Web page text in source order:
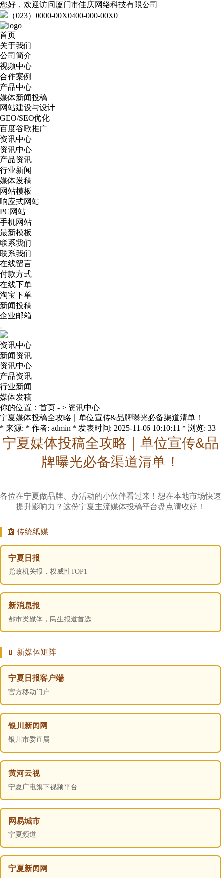
您好，欢迎访问厦门市佳庆网络科技有限公司
（023）0000-00X0400-000-00X0
首页
关于我们
公司简介
视频中心
合作案例
产品中心
媒体新闻投稿
网站建设与设计
GEO/SEO优化
百度谷歌推广
资讯中心
资讯中心
产品资讯
行业新闻
媒体发稿
网站模板
响应式网站
PC网站
手机网站
最新模板
联系我们
联系我们
在线留言
付款方式
在线下单
淘宝下单
新闻投稿
企业邮箱
资讯中心
新闻资讯
资讯中心
产品资讯
行业新闻
媒体发稿
你的位置： 首页 - > 资讯中心
宁夏媒体投稿全攻略｜单位宣传&品牌曝光必备渠道清单！
* 来源: * 作者: admin * 发表时间: 2025-11-06 10:10:11 * 浏览: 33
宁夏媒体投稿全攻略｜单位宣传&品
牌曝光必备渠道清单！
各位在宁夏做品牌、办活动的小伙伴看过来！想在本地市场快速
提升影响力？这份宁夏主流媒体投稿平台盘点请收好！
📰 传统纸媒
宁夏日报
党政机关报，权威性TOP1
新消息报
都市类媒体，民生报道首选
📱 新媒体矩阵
宁夏日报客户端
官方移动门户
银川新闻网
银川市委直属
黄河云视
宁夏广电旗下视频平台
网易城市
宁夏频道
宁夏新闻网